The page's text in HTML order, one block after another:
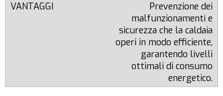
Prevenzione dei
malfunzionamenti e
sicurezza che la caldaia
operi in modo efficiente,
garantendo livelli
ottimali di consumo
energetico.